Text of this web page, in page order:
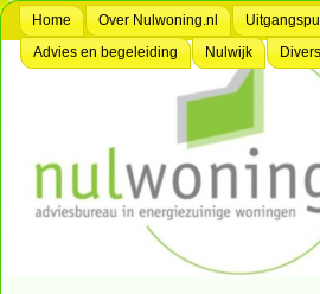
Home Over Nulwoning.nl
Advies en begeleiding
Nulwijk